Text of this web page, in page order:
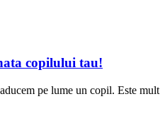
copilului tau!
pe lume un copil. Este mult